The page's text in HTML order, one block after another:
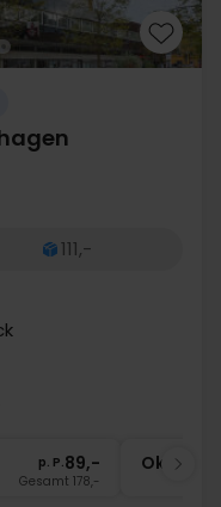
111,-
p. P.89,-
Gesamt 178,-
Okt